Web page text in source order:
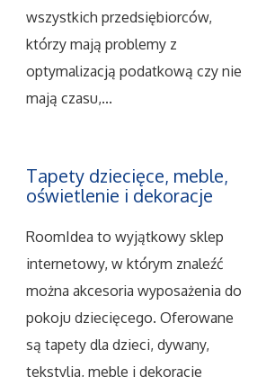
Kosmetyki
Leczenie
Oprogramowanie
Strony Internetowe
Kontakt
wszystkich przedsiębiorców,
którzy mają problemy z
optymalizacją podatkową czy nie
mają czasu,...
Tapety dziecięce, meble,
oświetlenie i dekoracje
RoomIdea to wyjątkowy sklep
internetowy, w którym znaleźć
można akcesoria wyposażenia do
pokoju dziecięcego. Oferowane
są tapety dla dzieci, dywany,
tekstylia, meble i dekoracje